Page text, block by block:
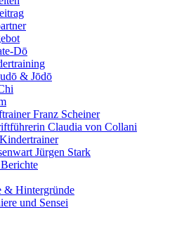
Dō
& Jōdō
Franz Scheiner
Claudia von Collani
Jürgen Stark
& Hintergründe
und Sensei